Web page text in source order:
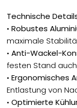
Technische
• Robustes
maximale
• Anti-Wackel-
festen Stand
• Ergonomisches
Entlastung von
• Optimierte